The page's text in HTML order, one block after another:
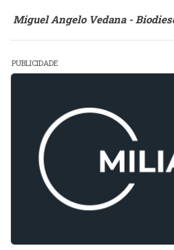
Miguel Angelo Vedana -
PUBLICIDADE